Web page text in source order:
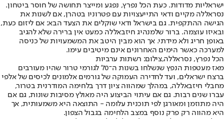
ישראליות מדודות. כעת הכל נפרץ, נפגע ומייצר תחושה של חוסר ביטחון.
נסראללה מקיים ודאי התייעצויות עם פטרוניו בטהרן, אם לשנות את
הגישה ההתקפית. גם בישראל ודאי שוקלים את הצעד הבא: אם ליזום כעת,
ובאיזו עוצמה. ברור שלמנהיג חיזבאללה כמעט אין ברירה שלא להגיב
באופן חריג ולא מידתי. אך הוא מבין היטב את המשמעויות של כניסה
למערכה כאשר הימים האחרונים אינם מיטיבים עימו.
הכל נפרץ, נסראללה,צילום: רשתות ערביות
מאז מעטפות הנפץ שנשלחו בשנות ה־70' לגורמי טרור שהיו מעורבים
ברצח ישראלים, ועד לחדירה העמוקה של גורמים אלמונים לכיסים של אלפי
מחבלי חיזבאללה, במהלך שמהווה ציון דרך בלחימה המודרנית בטרור,
עברו שנים רבות. גם אם עיתוי הביצוע היה מאולץ מסיבות שונות, גם אם
היה מתוזמן ומאורגן לפי תוכנית עלומה - התוצאה היא משמעותית, אך
היא מהווה רק פרק נוסף במצב הלחימה בגבול הצפון.